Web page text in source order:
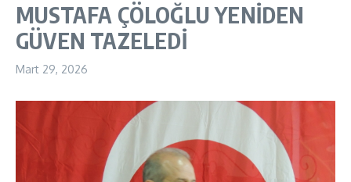
MUSTAFA ÇÖLOĞLU YENİDEN
GÜVEN TAZELEDİ
Mart 29, 2026